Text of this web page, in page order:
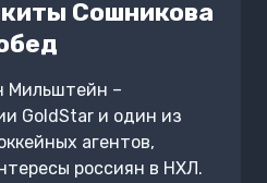
Сошникова
Мильштейн –
GoldStar и один из
агентов,
россиян в НХЛ.